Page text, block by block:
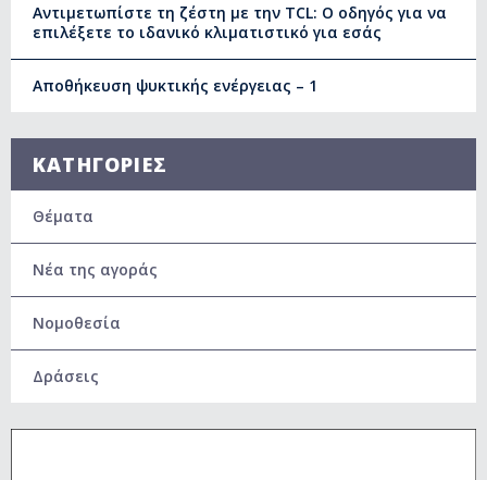
Αντιμετωπίστε τη ζέστη με την TCL: Ο οδηγός για να
επιλέξετε το ιδανικό κλιματιστικό για εσάς
Αποθήκευση ψυκτικής ενέργειας – 1
ΚΑΤΗΓΟΡΙΕΣ
Θέματα
Νέα της αγοράς
Νομοθεσία
Δράσεις